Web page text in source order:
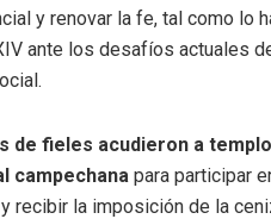
y renovar la fe, tal como lo
ante los desafíos actuales
de fieles acudieron a
campechana para participar
recibir la imposición de la